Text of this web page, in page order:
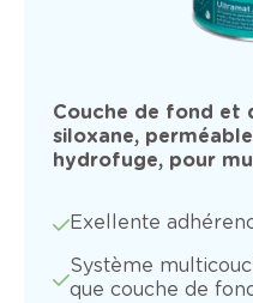
Couche de fond et
siloxane,
hydrofuge, pour
Exellente
Système
que couche de